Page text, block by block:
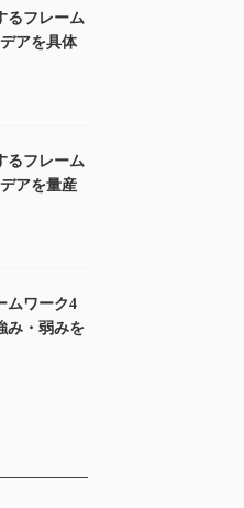
るフレーム
アを具体
るフレーム
アを量産
ムワーク4
み・弱みを